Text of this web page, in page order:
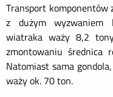
Transport komponentów
z dużym wyzwaniem
wiatraka waży 8,2
zmontowaniu średnica
Natomiast sama
waży ok. 70 ton.